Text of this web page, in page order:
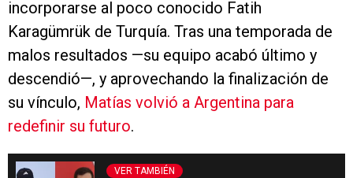
incorporarse al poco conocido Fatih
Karagümrük de Turquía. Tras una temporada de
malos resultados —su equipo acabó último y
descendió—, y aprovechando la finalización de
su vínculo, Matías volvió a Argentina para
redefinir su futuro.
VER TAMBIÉN